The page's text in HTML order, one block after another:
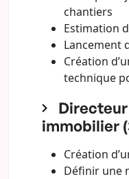
chantiers
Estimation
Lancement
Création
technique
immobilier
Création
Définir une